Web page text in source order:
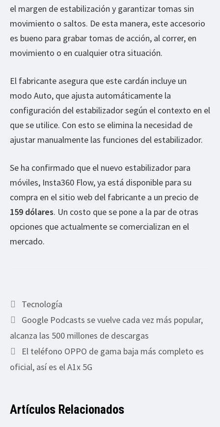
el margen de estabilización y garantizar tomas sin
movimiento o saltos. De esta manera, este accesorio
es bueno para grabar tomas de acción, al correr, en
movimiento o en cualquier otra situación.
El fabricante asegura que este cardán incluye un
modo Auto, que ajusta automáticamente la
configuración del estabilizador según el contexto en el
que se utilice. Con esto se elimina la necesidad de
ajustar manualmente las funciones del estabilizador.
Se ha confirmado que el nuevo estabilizador para
móviles, Insta360 Flow, ya está disponible para su
compra en el sitio web del fabricante a un precio de
159 dólares. Un costo que se pone a la par de otras
opciones que actualmente se comercializan en el
mercado.
Categorías
Tecnología
Google Podcasts se vuelve cada vez más popular,
alcanza las 500 millones de descargas
El teléfono OPPO de gama baja más completo es
oficial, así es el A1x 5G
Artículos Relacionados